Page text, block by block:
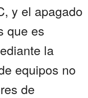
y el apagado
que es
la
equipos no
de